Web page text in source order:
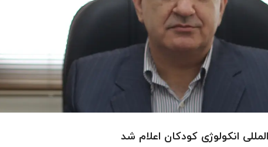
انکولوژی کودکان اعلام شد